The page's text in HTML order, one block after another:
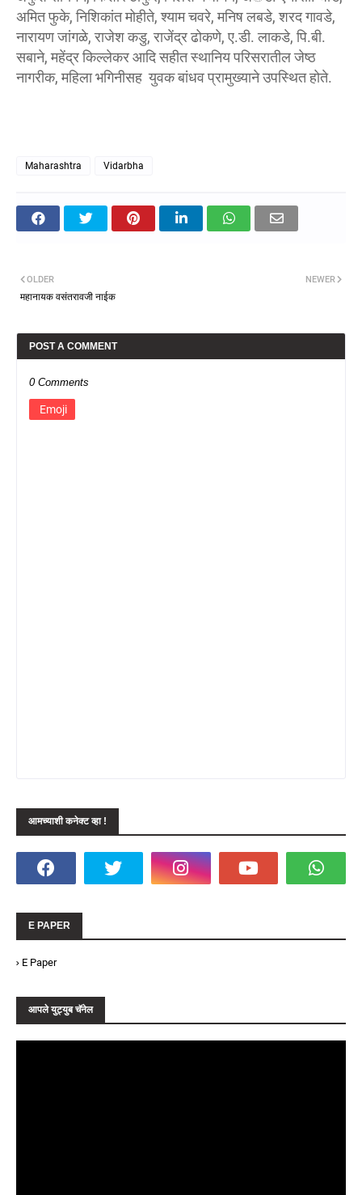
अमित फुके, निशिकांत मोहीते, श्याम चवरे, मनिष लबडे, शरद गावडे,
नारायण जांगळे, राजेश कडु, राजेंद्र ढोकणे, ए.डी. लाकडे, पि.बी.
सबाने, महेंद्र किल्लेकर आदि सहीत स्थानिय परिसरातील जेष्ठ
नागरीक, महिला भगिनीसह युवक बांधव प्रामुख्याने उपस्थित होते.
Maharashtra Vidarbha
NEWER
OLDER
महानायक वसंतरावजी नाईक
POST A COMMENT
0 Comments
Emoji
आमच्याशी कनेक्ट व्हा !
E PAPER
E Paper
आपले युट्युब चॅनेल